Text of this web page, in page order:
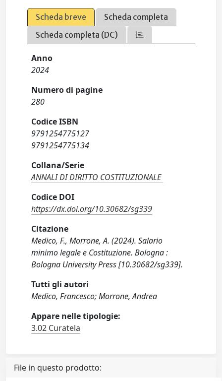
Scheda breve
Scheda completa
Scheda completa (DC)
Anno
2024
Numero di pagine
280
Codice ISBN
9791254775127
9791254775134
Collana/Serie
ANNALI DI DIRITTO COSTITUZIONALE
Codice DOI
https://dx.doi.org/10.30682/sg339
Citazione
Medico, F., Morrone, A. (2024). Salario
minimo legale e Costituzione. Bologna :
Bologna University Press [10.30682/sg339].
Tutti gli autori
Medico, Francesco; Morrone, Andrea
Appare nelle tipologie:
3.02 Curatela
File in questo prodotto: